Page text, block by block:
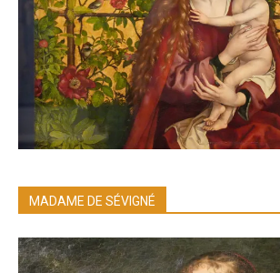
MADAME DE SÉVIGNÉ